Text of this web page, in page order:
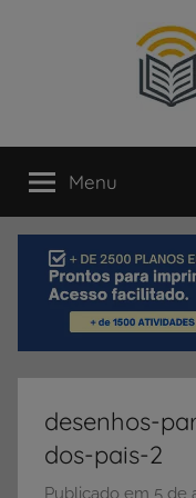
SÓ
ESCOLA
um
portal
direcionado
compartilhamento
dicas
Menu
desenhos-
dos-pais-2
Publicado em 5 de